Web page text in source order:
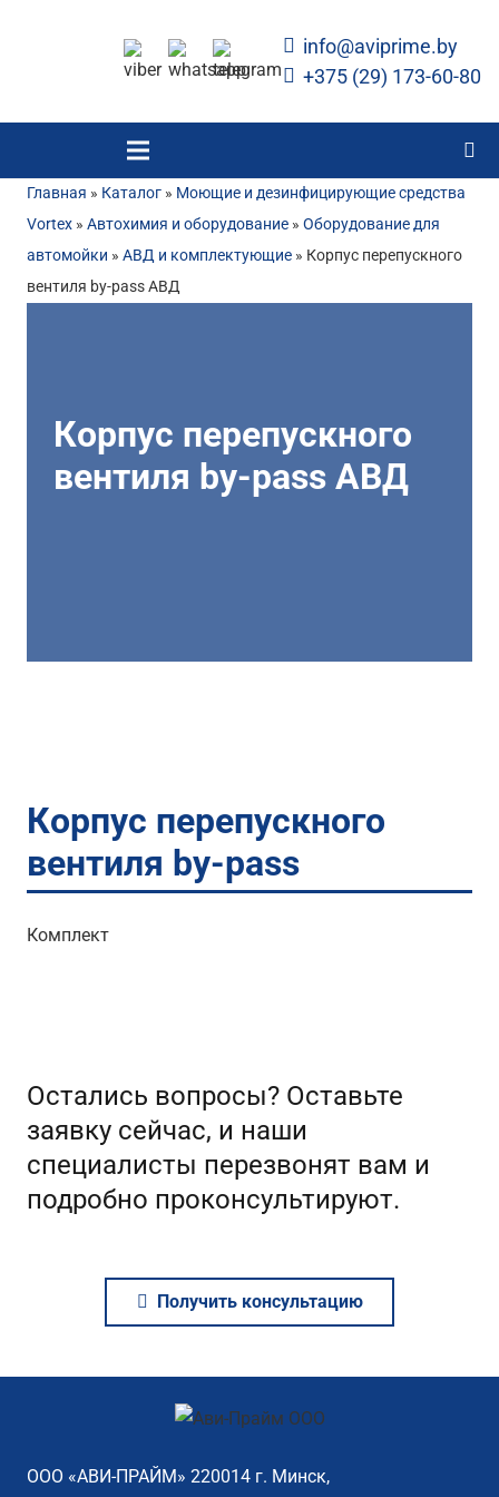
info@aviprime.by
+375 (29) 173-60-80
Главная » Каталог » Моющие и дезинфицирующие средства
Vortex » Автохимия и оборудование » Оборудование для
автомойки » АВД и комплектующие » Корпус перепускного
вентиля by-pass АВД
Корпус перепускного
вентиля by-pass АВД
Корпус перепускного
вентиля by-pass
Комплект
Остались вопросы? Оставьте
заявку сейчас, и наши
специалисты перезвонят вам и
подробно проконсультируют.
Получить консультацию
ООО «АВИ-ПРАЙМ» 220014 г. Минск,